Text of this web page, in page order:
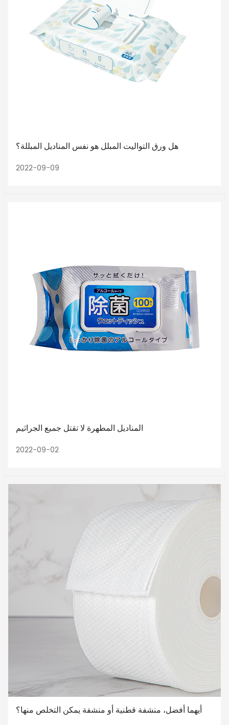
هل ورق التواليت المبلل هو نفس المناديل المبللة؟
2022-09-09
المناديل المطهرة لا تقتل جميع الجراثيم
2022-09-02
أيهما أفضل، منشفة قطنية أو منشفة يمكن التخلص منها؟